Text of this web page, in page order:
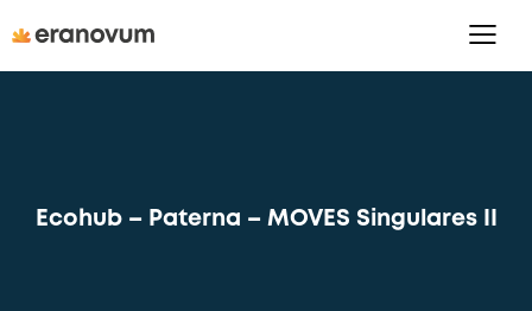
Ecohub – Paterna – MOVES Singulares II